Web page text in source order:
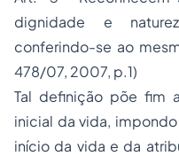
dignidade e
conferindo-se ao
478/07, 2007, p.1)
Tal definição põe fim
inicial da vida,
início da vida e da